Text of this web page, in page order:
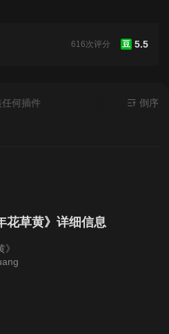
豆 5.5
616次评分
插件 倒序
花草黄》详细信息